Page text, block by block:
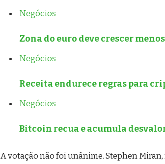
Negócios
Zona do euro deve crescer
Negócios
Receita endurece regras para
Negócios
Bitcoin recua e acumula
A votação não foi unânime. Stephen